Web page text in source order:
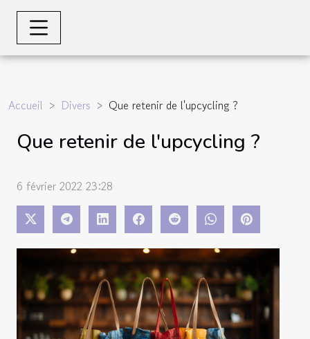
Accueil Divers Que retenir de l'upcycling ?
Que retenir de l'upcycling ?
6 février 2022 23:28